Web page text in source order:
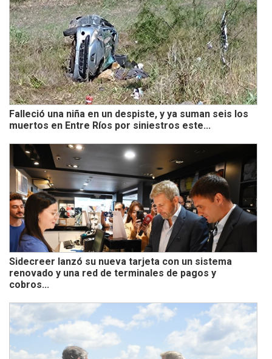
Falleció una niña en un despiste, y ya suman seis los
muertos en Entre Ríos por siniestros este...
Sidecreer lanzó su nueva tarjeta con un sistema
renovado y una red de terminales de pagos y
cobros...